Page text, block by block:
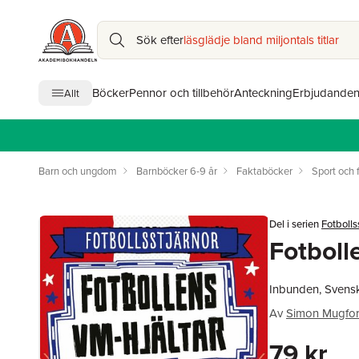
Sök efterläsglädje bland miljontals titlar
Allt BöckerPennor och tillbehörAnteckningErbjudanden
Barn och ungdom Barnböcker 6-9 år Faktaböcker Sport och
Del i serien
Inbunden,
AvSimon